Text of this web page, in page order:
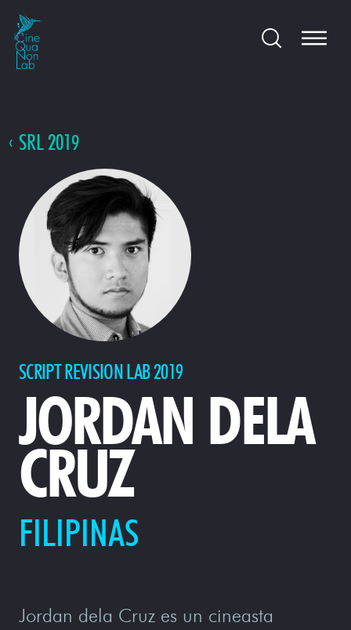
SRL 2019
SCRIPT REVISION LAB 2019
JORDAN DELA
CRUZ
FILIPINAS
Jordan dela Cruz es un cineasta